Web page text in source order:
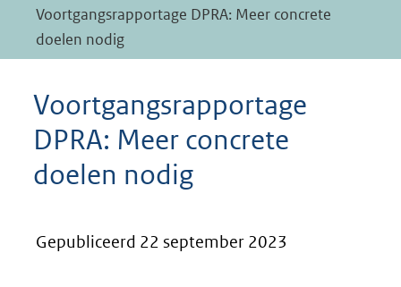
Voortgangsrapportage DPRA: Meer concrete
doelen nodig
Voortgangsrapportage
DPRA: Meer concrete
doelen nodig
Gepubliceerd 22 september 2023